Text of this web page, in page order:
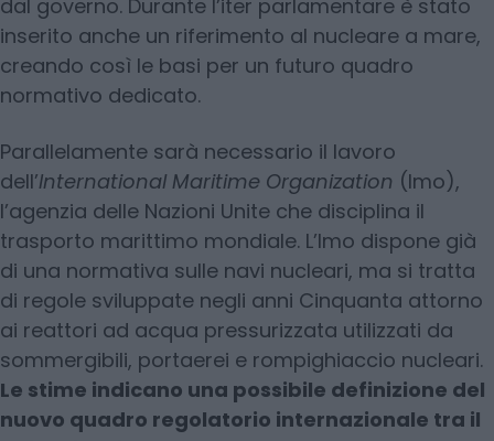
dal governo. Durante l’iter parlamentare è stato
inserito anche un riferimento al nucleare a mare,
creando così le basi per un futuro quadro
normativo dedicato.
Parallelamente sarà necessario il lavoro
dell’International Maritime Organization (Imo),
l’agenzia delle Nazioni Unite che disciplina il
trasporto marittimo mondiale. L’Imo dispone già
di una normativa sulle navi nucleari, ma si tratta
di regole sviluppate negli anni Cinquanta attorno
ai reattori ad acqua pressurizzata utilizzati da
sommergibili, portaerei e rompighiaccio nucleari.
Le stime indicano una possibile definizione del
nuovo quadro regolatorio internazionale tra il